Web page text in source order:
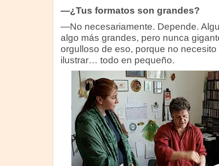
—¿Tus formatos son grandes?
—No necesariamente. Depende.
algo más grandes, pero nunca
orgulloso de eso, porque no
ilustrar… todo en pequeño.